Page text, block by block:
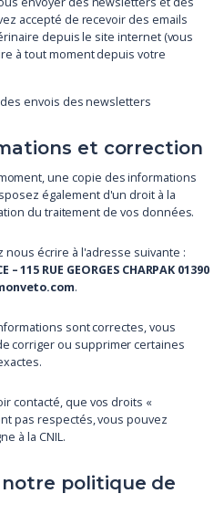
accepté de recevoir des emails
depuis le site internet (vous
à tout moment depuis votre
envois des newsletters
et correction
une copie des informations
également d'un droit à la
du traitement de vos données.
écrire à l'adresse suivante :
– 115 RUE GEORGES CHARPAK 01390
.
sont correctes, vous
corriger ou supprimer certaines
contacté, que vos droits «
pas respectés, vous pouvez
à la CNIL.
politique de